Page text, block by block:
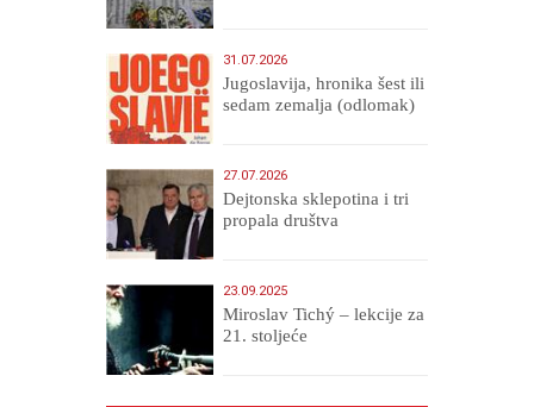
31.07.2026
Jugoslavija, hronika šest ili
sedam zemalja (odlomak)
27.07.2026
Dejtonska sklepotina i tri
propala društva
23.09.2025
Miroslav Tichý – lekcije za
21. stoljeće